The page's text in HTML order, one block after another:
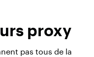
proxy
pas tous de la